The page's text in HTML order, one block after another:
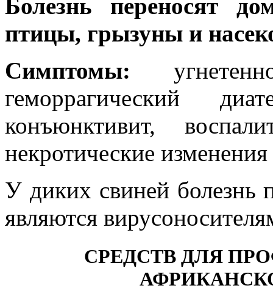
Болезнь переносят
птицы, грызуны и
Симптомы:
геморрагический
конъюнктивит,
некротические
У диких свиней болезнь
являются
СРЕДСТВ ДЛЯ